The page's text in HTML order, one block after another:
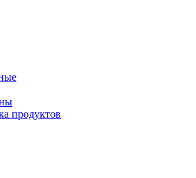
продуктов